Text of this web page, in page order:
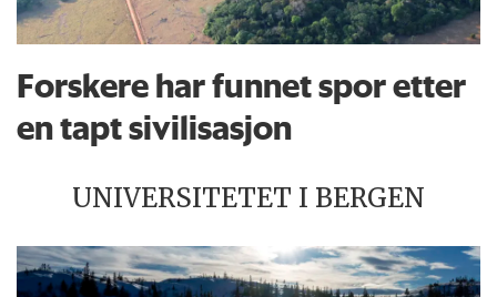
Forskere har funnet spor etter
en tapt sivilisasjon
UNIVERSITETET I BERGEN